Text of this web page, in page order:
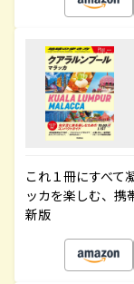
これ１冊にすべて
ッカを楽しむ、携
新版